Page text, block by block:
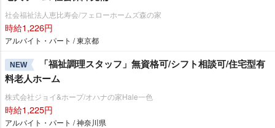
社会福祉法人恵比寿会/フェローホームズ森の家
時給1,226円
アルバイト・パート / 東京都
NEW
「福祉調理スタッフ」無資格可/シフト相談可/住宅型有
料老人ホーム
株式会社ジョイ&ホープ/オハナの家Hale一色
時給1,225円
アルバイト・パート / 神奈川県